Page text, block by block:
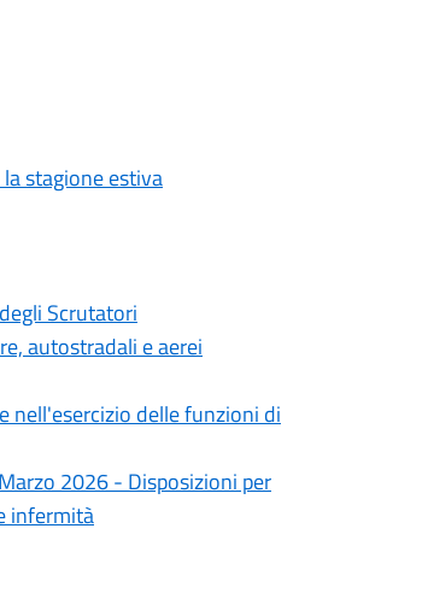
stagione estiva
Scrutatori
autostradali e aerei
nell'esercizio delle funzioni di
2026 - Disposizioni per
infermità